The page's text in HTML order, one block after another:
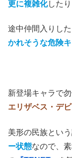
更に複雑化した
途中仲間入りし
かれそうな危険
新登場キャラで
エリザベス・デ
美形の民族という
ー状態なので、